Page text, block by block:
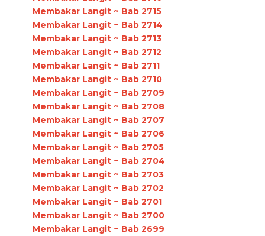
Membakar Langit ~ Bab 2715
Membakar Langit ~ Bab 2714
Membakar Langit ~ Bab 2713
Membakar Langit ~ Bab 2712
Membakar Langit ~ Bab 2711
Membakar Langit ~ Bab 2710
Membakar Langit ~ Bab 2709
Membakar Langit ~ Bab 2708
Membakar Langit ~ Bab 2707
Membakar Langit ~ Bab 2706
Membakar Langit ~ Bab 2705
Membakar Langit ~ Bab 2704
Membakar Langit ~ Bab 2703
Membakar Langit ~ Bab 2702
Membakar Langit ~ Bab 2701
Membakar Langit ~ Bab 2700
Membakar Langit ~ Bab 2699